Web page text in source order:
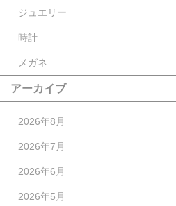
ジュエリー
時計
メガネ
アーカイブ
2026年8月
2026年7月
2026年6月
2026年5月